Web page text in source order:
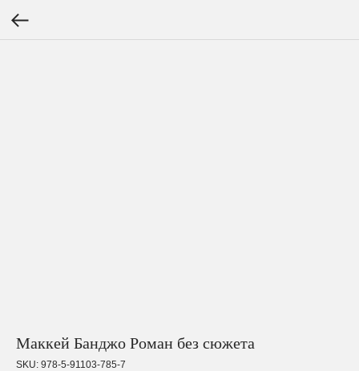
Маккей Банджо Роман без сюжета
SKU: 978-5-91103-785-7